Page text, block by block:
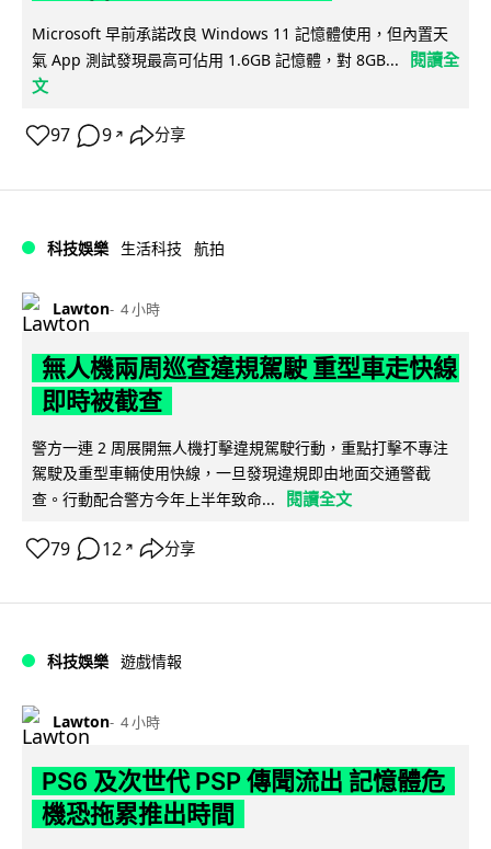
Microsoft 早前承諾改良 Windows 11 記憶體使用，但內置天
氣 App 測試發現最高可佔用 1.6GB 記憶體，對 8GB...
閱讀全
文
97 9 ↗ 分享
科技娛樂 生活科技 航拍
Lawton 4 小時
無人機兩周巡查違規駕駛 重型車走快線
即時被截查
警方一連 2 周展開無人機打擊違規駕駛行動，重點打擊不專注
駕駛及重型車輛使用快線，一旦發現違規即由地面交通警截
查。行動配合警方今年上半年致命...
閱讀全文
79 12 ↗ 分享
科技娛樂 遊戲情報
Lawton 4 小時
PS6 及次世代 PSP 傳聞流出 記憶體危
機恐拖累推出時間